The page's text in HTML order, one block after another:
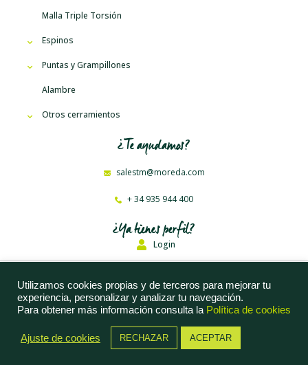
Malla Triple Torsión
Espinos
Puntas y Grampillones
Alambre
Otros cerramientos
¿Te ayudamos?
salestm@moreda.com
+ 34 935 944 400
¿Ya tienes perfil?
Login
Moreda Riviere Trefilerías, S. A. © 2023
Aviso Legal
Política de Privacidad
Utilizamos cookies propias y de terceros para mejorar tu
experiencia, personalizar y analizar tu navegación.
Para obtener más información consulta la Política de cookies
Ajuste de cookies RECHAZAR ACEPTAR